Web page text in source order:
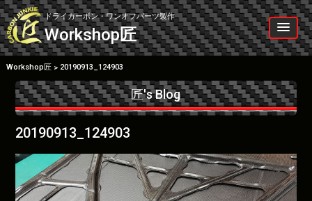
Skip
to
content
ドライカーボン・ワンオフパーツ製作
Workshop匠
Workshop匠> 20190913_124903
匠's Blog
20190913_124903